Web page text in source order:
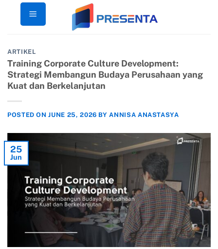
ARTIKEL
Training Corporate Culture Development:
Strategi Membangun Budaya Perusahaan yang
Kuat dan Berkelanjutan
POSTED ONJUNE 25, 2026 BYANNISA ANASTASYA
25
Jun